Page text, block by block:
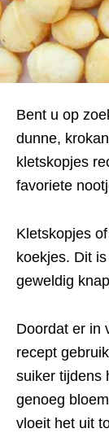
Bent u op
dunne,
kletskopjes
favoriete
Kletskopjes
koekjes. Dit
geweldig
Doordat er in
recept
suiker tijdens
genoeg
vloeit het uit